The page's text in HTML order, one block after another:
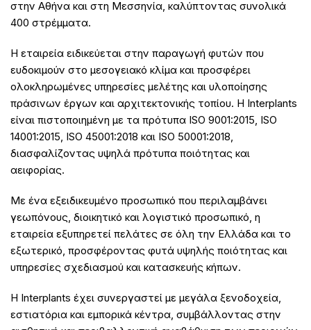
στην Αθήνα και στη Μεσσηνία, καλύπτοντας συνολικά
400 στρέμματα.
Η εταιρεία ειδικεύεται στην παραγωγή φυτών που
ευδοκιμούν στο μεσογειακό κλίμα και προσφέρει
ολοκληρωμένες υπηρεσίες μελέτης και υλοποίησης
πράσινων έργων και αρχιτεκτονικής τοπίου. Η Interplants
είναι πιστοποιημένη με τα πρότυπα ISO 9001:2015, ISO
14001:2015, ISO 45001:2018 και ISO 50001:2018,
διασφαλίζοντας υψηλά πρότυπα ποιότητας και
αειφορίας.
Με ένα εξειδικευμένο προσωπικό που περιλαμβάνει
γεωπόνους, διοικητικό και λογιστικό προσωπικό, η
εταιρεία εξυπηρετεί πελάτες σε όλη την Ελλάδα και το
εξωτερικό, προσφέροντας φυτά υψηλής ποιότητας και
υπηρεσίες σχεδιασμού και κατασκευής κήπων.
Η Interplants έχει συνεργαστεί με μεγάλα ξενοδοχεία,
εστιατόρια και εμπορικά κέντρα, συμβάλλοντας στην